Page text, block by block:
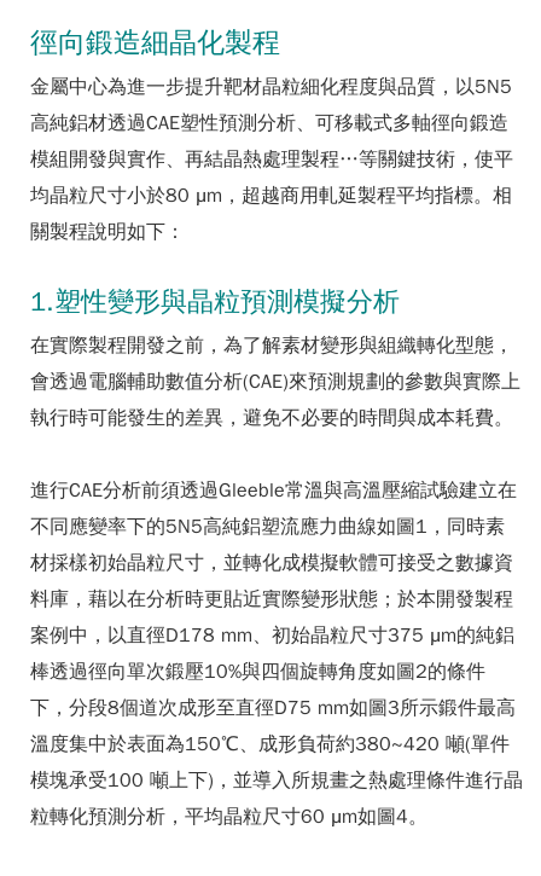
徑向鍛造細晶化製程
金屬中心為進一步提升靶材晶粒細化程度與品質，以5N5
高純鋁材透過CAE塑性預測分析、可移載式多軸徑向鍛造
模組開發與實作、再結晶熱處理製程…等關鍵技術，使平
均晶粒尺寸小於80 μm，超越商用軋延製程平均指標。相
關製程說明如下：
1.塑性變形與晶粒預測模擬分析
在實際製程開發之前，為了解素材變形與組織轉化型態，
會透過電腦輔助數值分析(CAE)來預測規劃的參數與實際上
執行時可能發生的差異，避免不必要的時間與成本耗費。
進行CAE分析前須透過Gleeble常溫與高溫壓縮試驗建立在
不同應變率下的5N5高純鋁塑流應力曲線如圖1，同時素
材採樣初始晶粒尺寸，並轉化成模擬軟體可接受之數據資
料庫，藉以在分析時更貼近實際變形狀態；於本開發製程
案例中，以直徑D178 mm、初始晶粒尺寸375 μm的純鋁
棒透過徑向單次鍛壓10%與四個旋轉角度如圖2的條件
下，分段8個道次成形至直徑D75 mm如圖3所示鍛件最高
溫度集中於表面為150℃、成形負荷約380~420 噸(單件
模塊承受100 噸上下)，並導入所規畫之熱處理條件進行晶
粒轉化預測分析，平均晶粒尺寸60 μm如圖4。